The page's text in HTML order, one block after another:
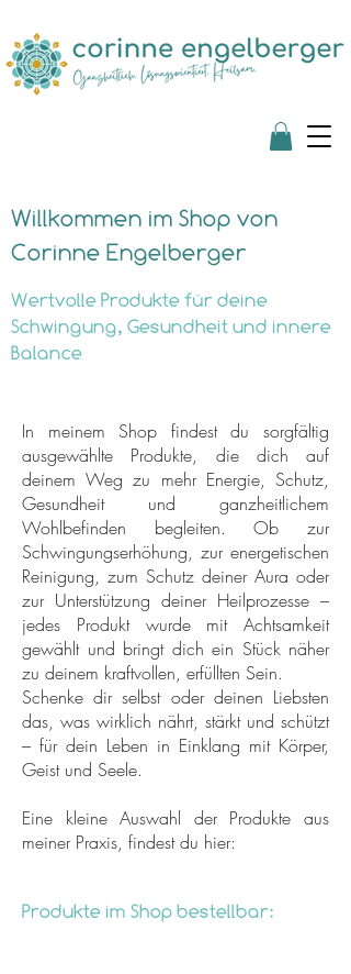
Willkommen im Shop von
Corinne Engelberger
Wertvolle Produkte für deine
Schwingung, Gesundheit und innere
Balance
In meinem Shop findest du sorgfältig
ausgewählte Produkte, die dich auf
deinem Weg zu mehr Energie, Schutz,
Gesundheit und ganzheitlichem
Wohlbefinden begleiten. Ob zur
Schwingungserhöhung, zur energetischen
Reinigung, zum Schutz deiner Aura oder
zur Unterstützung deiner Heilprozesse –
jedes Produkt wurde mit Achtsamkeit
gewählt und bringt dich ein Stück näher
zu deinem kraftvollen, erfüllten Sein.
Schenke dir selbst oder deinen Liebsten
das, was wirklich nährt, stärkt und schützt
– für dein Leben in Einklang mit Körper,
Geist und Seele.
Eine kleine Auswahl der Produkte aus
meiner Praxis, findest du hier:
Produkte im Shop bestellbar: